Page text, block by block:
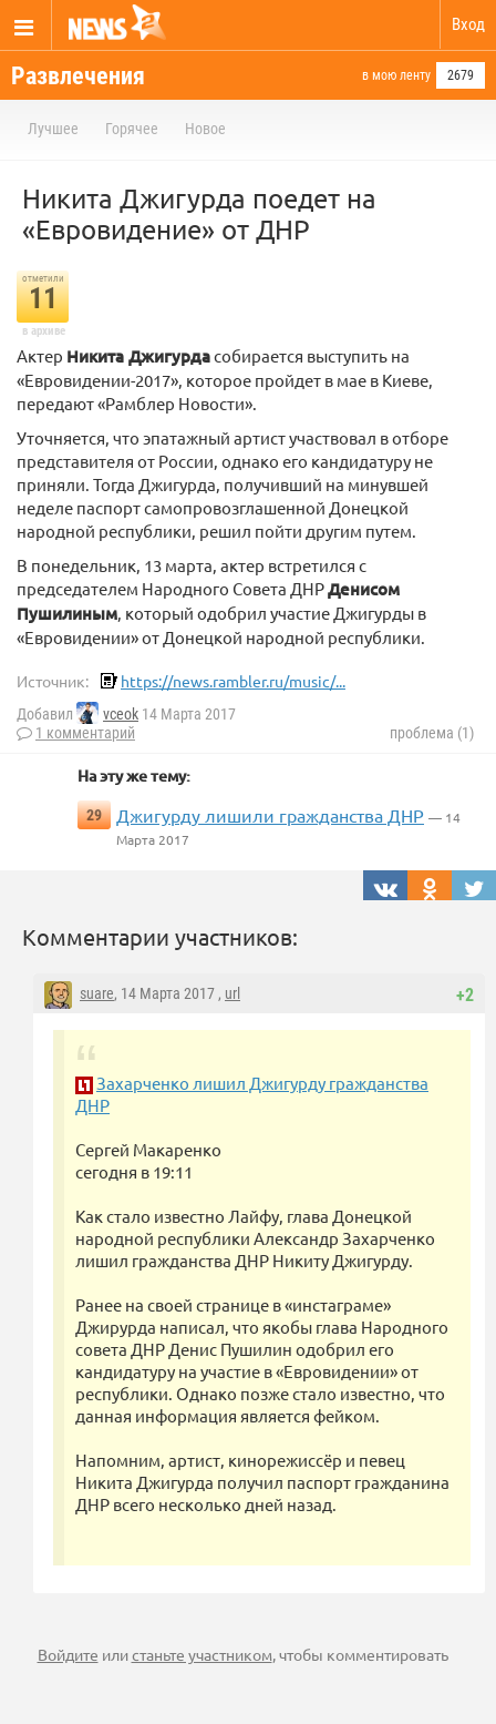
Вход
Развлечения в мою ленту 2679
Лучшее Горячее Новое
Никита Джигурда поедет на
«Евровидение» от ДНР
отметили
11
в архиве
Актер Никита Джигурдасобирается выступить на
«Евровидении-2017», которое пройдет в мае в Киеве,
передают «Рамблер Новости».
Уточняется, что эпатажный артист участвовал в отборе
представителя от России, однако его кандидатуру не
приняли. Тогда Джигурда, получивший на минувшей
неделе паспорт самопровозглашенной Донецкой
народной республики, решил пойти другим путем.
В понедельник, 13 марта, актер встретился с
председателем Народного Совета ДНРДенисом
Пушилиным, который одобрил участие Джигурды в
«Евровидении» от Донецкой народной республики.
Источник: https://news.rambler.ru/music/...
Добавил vceok 14 Марта 2017
1 комментарий
проблема (1)
На эту же тему:
29 Джигурду лишили гражданства ДНР — 14
Марта 2017
Комментарии участников:
+2
suare, 14 Марта 2017 , url
Захарченко лишил Джигурду гражданства
ДНР
Сергей Макаренко
сегодня в 19:11
Как стало известно Лайфу, глава Донецкой
народной республики Александр Захарченко
лишил гражданства ДНР Никиту Джигурду.
Ранее на своей странице в «инстаграме»
Джирурда написал, что якобы глава Народного
совета ДНР Денис Пушилин одобрил его
кандидатуру на участие в «Евровидении» от
республики. Однако позже стало известно, что
данная информация является фейком.
Напомним, артист, кинорежиссёр и певец
Никита Джигурда получил паспорт гражданина
ДНР всего несколько дней назад.
Войдите илистаньте участником, чтобы комментировать